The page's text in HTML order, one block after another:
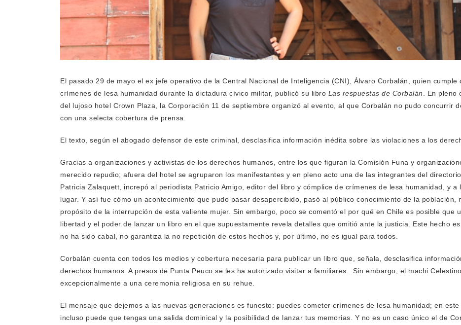
El pasado 29 de mayo el ex jefe operativo de la Central Nacional de Inteligencia (CNI), Álvaro Corbalán, quien
crímenes de lesa humanidad durante la dictadura cívico militar, publicó su libro Las respuestas de Corbalán . En
del lujoso hotel Crown Plaza, la Corporación 11 de septiembre organizó al evento, al que Corbalán no pudo concurrir
con una selecta cobertura de prensa.
El texto, según el abogado defensor de este criminal, desclasifica información inédita sobre las violaciones a los
Gracias a organizaciones y activistas de los derechos humanos, entre los que figuran la Comisión Funa y
merecido repudio; afuera del hotel se agruparon los manifestantes y en pleno acto una de las integrantes del
Patricia Zalaquett, increpó al periodista Patricio Amigo, editor del libro y cómplice de crímenes de lesa humanidad, y
lugar. Y así fue cómo un acontecimiento que pudo pasar desapercibido, pasó al público conocimiento de la población,
propósito de la interrupción de esta valiente mujer. Sin embargo, poco se comentó el por qué en Chile es posible que
libertad y el poder de lanzar un libro en el que supuestamente revela detalles que omitió ante la justicia. Este hecho
no ha sido cabal, no garantiza la no repetición de estos hechos y, por último, no es igual para todos.
Corbalán cuenta con todos los medios y cobertura necesaria para publicar un libro que, señala, desclasifica
derechos humanos. A presos de Punta Peuco se les ha autorizado visitar a familiares. Sin embargo, el machi
excepcionalmente a una ceremonia religiosa en su rehue.
El mensaje que dejemos a las nuevas generaciones es funesto: puedes cometer crímenes de lesa humanidad; en
incluso puede que tengas una salida dominical y la posibilidad de lanzar tus memorias. Y no es un caso único el de